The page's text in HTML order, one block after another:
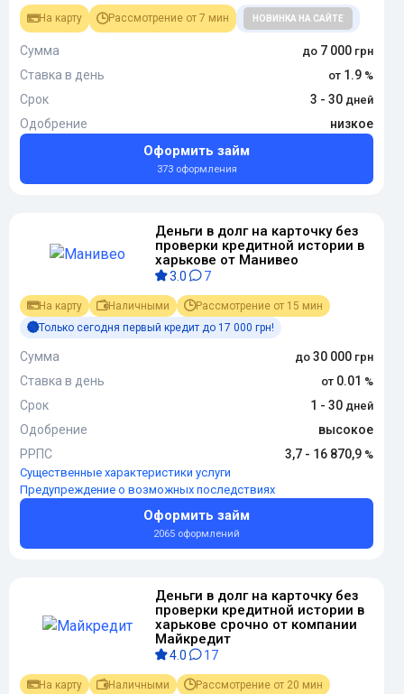
На карту Рассмотрение от 7 мин НОВИНКА НА САЙТЕ
Сумма
7 000
Ставка в день
1.9
Срок
3 - 30
Одобрение
низкое
Оформить займ
373 оформления
Деньги в долг на карточку без
проверки кредитной истории в
харькове от Манивео
3.0 7
На карту Наличными
Рассмотрение от 15 мин
Только сегодня первый кредит до 17 000 грн!
Сумма
30 000
Ставка в день
0.01
Срок
1 - 30
Одобрение
высокое
РРПС
3,7 - 16 870,9
Существенные характеристики услуги
Предупреждение о возможных последствиях
Оформить займ
2065 оформлений
Деньги в долг на карточку без
проверки кредитной истории в
харькове срочно от компании
Майкредит
4.0 17
На карту Наличными
Рассмотрение от 20 мин